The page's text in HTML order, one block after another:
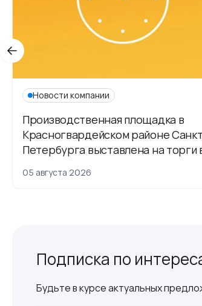
Новости компании
Производственная площадка в
Красногвардейском районе
Петербурга выставлена на торги
05 августа 2026
Подписка по
Будьте в курсе актуальных